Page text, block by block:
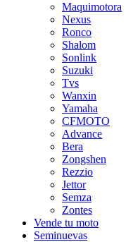
Maquimotora
Nexus
Ronco
Shalom
Sonlink
Suzuki
Tvs
Wanxin
Yamaha
CFMOTO
Advance
Bera
Zongshen
Rezzio
Jettor
Semza
Zontes
Vende tu moto
Seminuevas